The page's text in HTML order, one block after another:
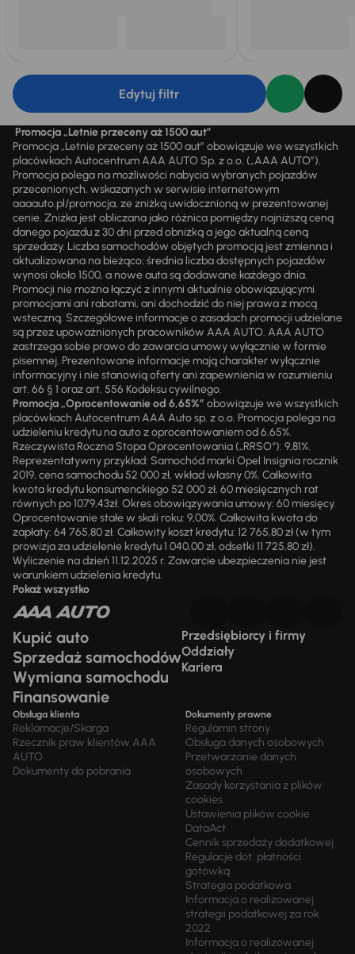
Edytuj filtr
Promocja „Letnie przeceny aż 1500 aut”
Promocja „Letnie przeceny aż 1500 aut” obowiązuje we wszystkich
placówkach Autocentrum AAA AUTO Sp. z o.o. („AAA AUTO”).
Promocja polega na możliwości nabycia wybranych pojazdów
przecenionych, wskazanych w serwisie internetowym
aaaauto.pl/promocja, ze zniżką uwidocznioną w prezentowanej
cenie. Zniżka jest obliczana jako różnica pomiędzy najniższą ceną
danego pojazdu z 30 dni przed obniżką a jego aktualną ceną
sprzedaży. Liczba samochodów objętych promocją jest zmienna i
aktualizowana na bieżąco; średnia liczba dostępnych pojazdów
wynosi około 1500, a nowe auta są dodawane każdego dnia.
Promocji nie można łączyć z innymi aktualnie obowiązującymi
promocjami ani rabatami, ani dochodzić do niej prawa z mocą
wsteczną. Szczegółowe informacje o zasadach promocji udzielane
są przez upoważnionych pracowników AAA AUTO. AAA AUTO
zastrzega sobie prawo do zawarcia umowy wyłącznie w formie
pisemnej. Prezentowane informacje mają charakter wyłącznie
informacyjny i nie stanowią oferty ani zapewnienia w rozumieniu
art. 66 § 1 oraz art. 556 Kodeksu cywilnego.
Promocja „Oprocentowanie od 6,65%” obowiązuje we wszystkich
placówkach Autocentrum AAA Auto sp. z o.o. Promocja polega na
udzieleniu kredytu na auto z oprocentowaniem od 6,65%.
Rzeczywista Roczna Stopa Oprocentowania („RRSO“): 9,81%.
Reprezentatywny przykład: Samochód marki Opel Insignia rocznik
2019, cena samochodu 52 000 zł, wkład własny 0%. Całkowita
kwota kredytu konsumenckiego 52 000 zł, 60 miesięcznych rat
równych po 1079,43zł. Okres obowiązywania umowy: 60 miesięcy.
Oprocentowanie stałe w skali roku: 9,00%. Całkowita kwota do
zapłaty: 64 765,80 zł. Całkowity koszt kredytu: 12 765,80 zł (w tym
prowizja za udzielenie kredytu 1 040,00 zł, odsetki 11 725,80 zł).
Wyliczenie na dzień 11.12.2025 r. Zawarcie ubezpieczenia nie jest
warunkiem udzielenia kredytu.
Pokaż wszystko
Kupić auto
Sprzedaż samochodów
Wymiana samochodu
Finansowanie
Przedsiębiorcy i firmy
Oddziały
Kariera
Obsługa klienta
Reklamacje/Skarga
Rzecznik praw klientów AAA
AUTO
Dokumenty do pobrania
Dokumenty prawne
Regulamin strony
Obsługa danych osobowych
Przetwarzanie danych
osobowych
Zasady korzystania z plików
cookies
Ustawienia plików cookie
DataAct
Cennik sprzedaży dodatkowej
Regulacje dot. płatności
gotówką
Strategia podatkowa
Informacja o realizowanej
strategii podatkowej za rok
2022
Informacja o realizowanej